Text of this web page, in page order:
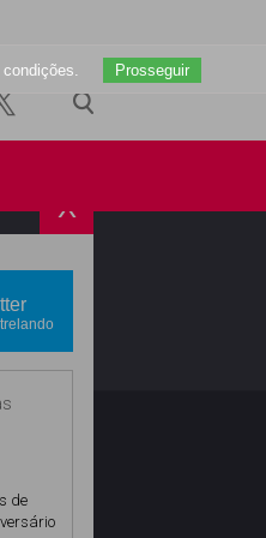
Prosseguir
X
de